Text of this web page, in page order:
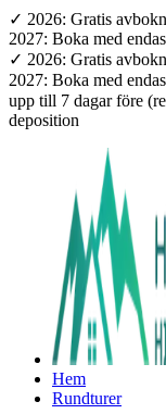
✓ 2026: Gratis
2027: Boka med
✓ 2026: Gratis
2027: Boka med
upp till 7 dagar före
deposition
Hem
Rundturer